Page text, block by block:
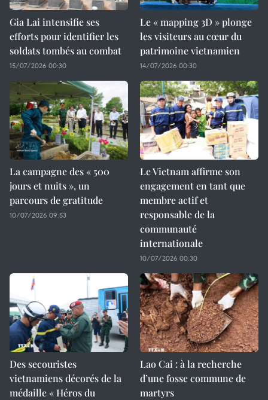
Gia Lai intensifie ses
efforts pour identifier les
soldats tombés au combat
15/07/2026 00:30
Le « mapping 3D » plonge
les visiteurs au cœur du
patrimoine vietnamien
14/07/2026 00:30
La campagne des « 500
jours et nuits », un
parcours de gratitude
10/07/2026 09:53
Le Vietnam affirme son
engagement en tant que
membre actif et
responsable de la
communauté
internationale
10/07/2026 00:30
Des secouristes
vietnamiens décorés de la
médaille « Héros du
Lao Cai : à la recherche
d’une fosse commune de
martyrs